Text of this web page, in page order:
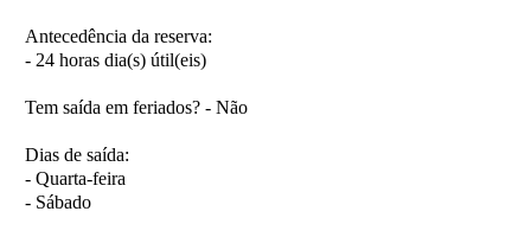
Antecedência da reserva:
- 24 horas dia(s) útil(eis)
Tem saída em feriados? - Não
Dias de saída:
- Quarta-feira
- Sábado